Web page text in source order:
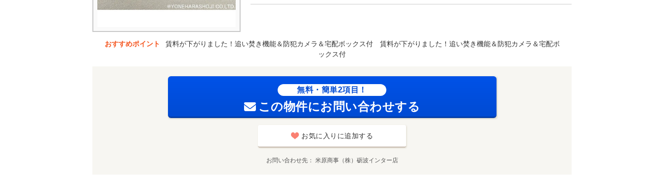
おすすめポイント
賃料が下がりました！追い焚き機能＆防犯カメラ＆宅配ボックス付 賃料が下がりました！追い焚き機能＆防犯カメラ＆宅配ボ
ックス付
無料・簡単2項目！
この物件にお問い合わせする
お気に入りに追加する
お問い合わせ先 米原商事（株）砺波インター店